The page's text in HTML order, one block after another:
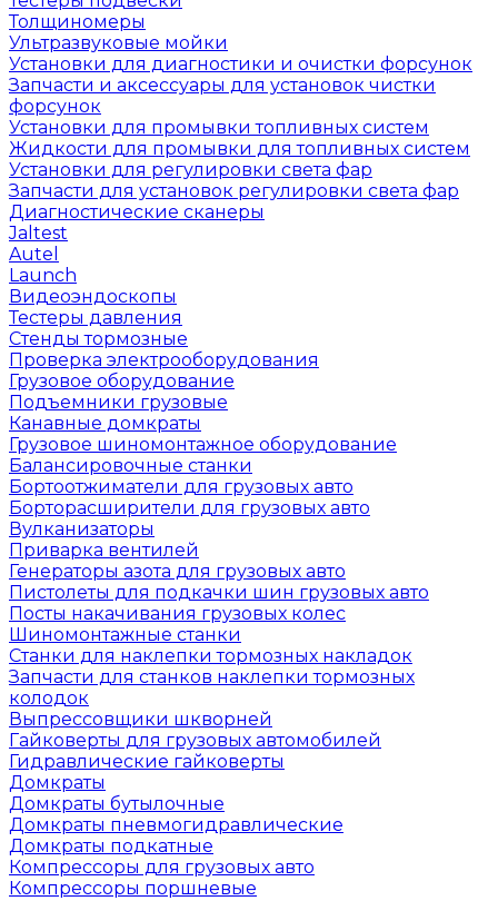
Толщиномеры
Ультразвуковые мойки
Установки для диагностики и очистки форсунок
Запчасти и аксессуары для установок чистки
форсунок
Установки для промывки топливных систем
Жидкости для промывки для топливных систем
Установки для регулировки света фар
Запчасти для установок регулировки света фар
Диагностические сканеры
Jaltest
Autel
Launch
Видеоэндоскопы
Тестеры давления
Стенды тормозные
Проверка электрооборудования
Грузовое оборудование
Подъемники грузовые
Канавные домкраты
Грузовое шиномонтажное оборудование
Балансировочные станки
Бортоотжиматели для грузовых авто
Борторасширители для грузовых авто
Вулканизаторы
Приварка вентилей
Генераторы азота для грузовых авто
Пистолеты для подкачки шин грузовых авто
Посты накачивания грузовых колес
Шиномонтажные станки
Станки для наклепки тормозных накладок
Запчасти для станков наклепки тормозных
колодок
Выпрессовщики шкворней
Гайковерты для грузовых автомобилей
Гидравлические гайковерты
Домкраты
Домкраты бутылочные
Домкраты пневмогидравлические
Домкраты подкатные
Компрессоры для грузовых авто
Компрессоры поршневые